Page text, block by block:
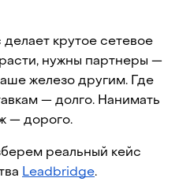
делает крутое сетевое
нужны партнеры —
железо другим. Где
— долго. Нанимать
— дорого.
реальный кейс
Leadbridge.